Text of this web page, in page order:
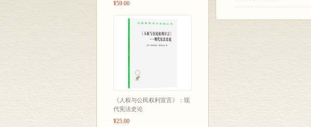
¥59.00
《人权与公民权利宣言》：现
代宪法史论
¥25.00